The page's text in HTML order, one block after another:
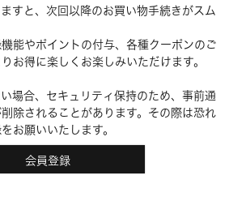
すと、次回以降のお買い物手続きがスム
能やポイントの付与、各種クーポンのご
お得に楽しくお楽しみいただけます。
場合、セキュリティ保持のため、事前通
除されることがあります。その際は恐れ
お願いいたします。
会員登録